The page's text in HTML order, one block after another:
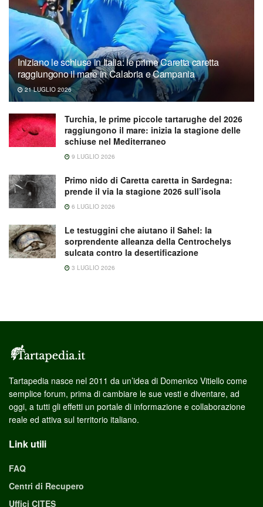
Iniziano le schiuse in Italia: le prime Caretta caretta
raggiungono il mare in Calabria e Campania
21 LUGLIO 2026
Turchia, le prime piccole tartarughe del 2026
raggiungono il mare: inizia la stagione delle
schiuse nel Mediterraneo
9 LUGLIO 2026
Primo nido di Caretta caretta in Sardegna:
prende il via la stagione 2026 sull’isola
6 LUGLIO 2026
Le testuggini che aiutano il Sahel: la
sorprendente alleanza della Centrochelys
sulcata contro la desertificazione
3 LUGLIO 2026
Tartapedia nasce nel 2011 da un’idea di Domenico Vitiello come
semplice forum, prima di cambiare le sue vesti e diventare, ad
oggi, a tutti gli effetti un portale di informazione e collaborazione
reale ed attiva sul territorio italiano.
Link utili
FAQ
Centri di Recupero
Uffici CITES